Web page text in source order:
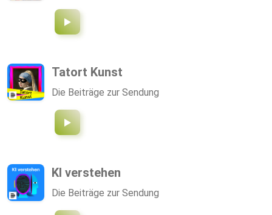
Tatort Kunst
Die Beiträge zur Sendung
KI verstehen
Die Beiträge zur Sendung